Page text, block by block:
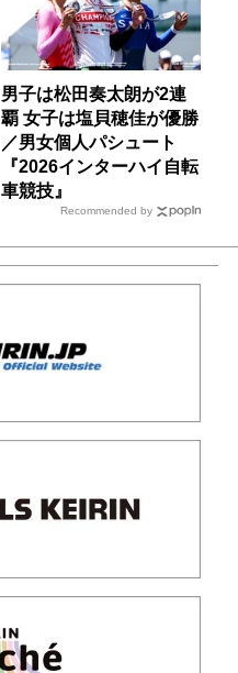
男子は松田奏太朗が2連
覇 女子は塩貝穂佳が優勝
／男女個人パシュート
『2026インターハイ自転
車競技』
Recommended by